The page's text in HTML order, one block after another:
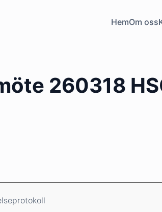
HemOm oss
260318